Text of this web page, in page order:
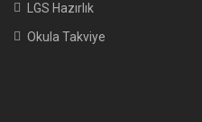
LGS Hazırlık
Okula Takviye